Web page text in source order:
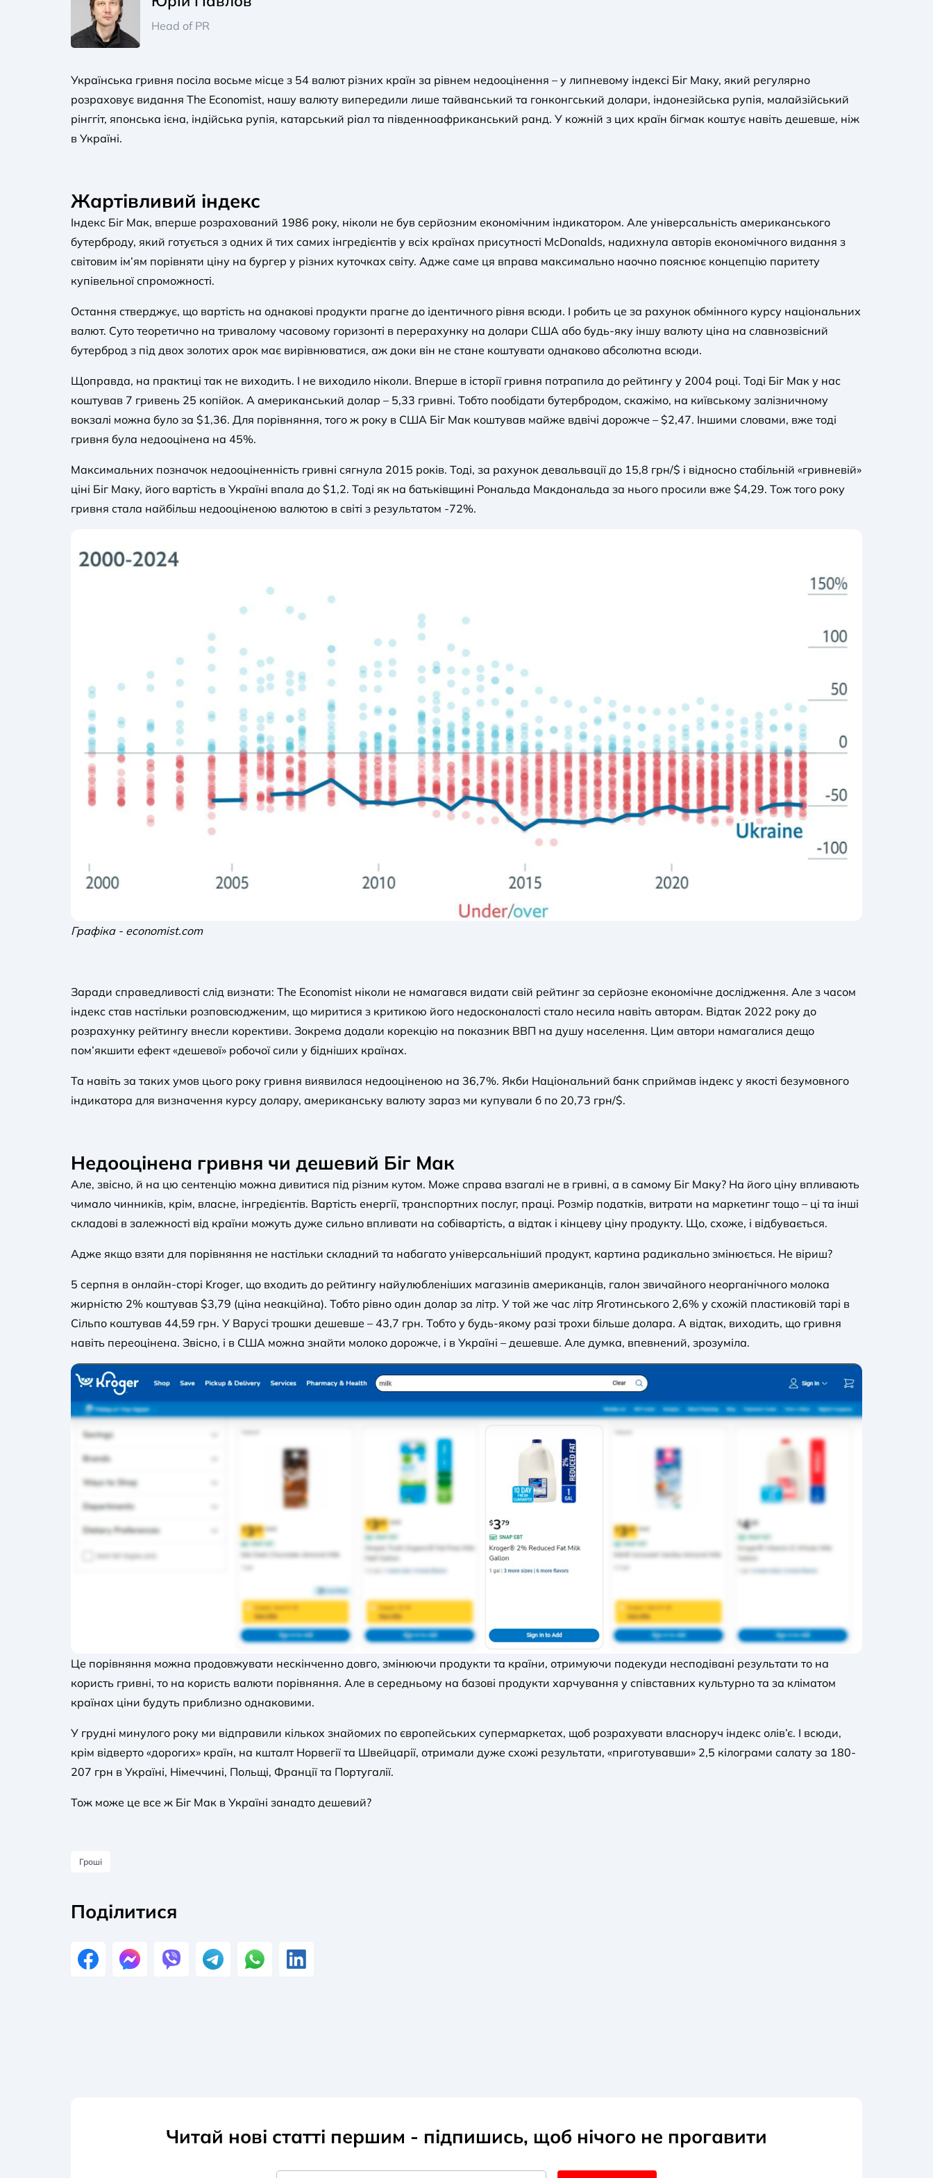
Head of PR
Українська гривня посіла восьме місце з 54 валют різних країн за рівнем недооцінення – у липневому індексі Біг Маку, який регулярно
розраховує видання The Economist, нашу валюту випередили лише тайванський та гонконгський долари, індонезійська рупія, малайзійський
рінггіт, японська ієна, індійська рупія, катарський ріал та південноафриканський ранд. У кожній з цих країн бігмак коштує навіть дешевше, ніж
в Україні.
Жартівливий індекс
Індекс Біг Мак, вперше розрахований 1986 року, ніколи не був серйозним економічним індикатором. Але універсальність американського
бутерброду, який готується з одних й тих самих інгредієнтів у всіх країнах присутності McDonalds, надихнула авторів економічного видання з
світовим ім’ям порівняти ціну на бургер у різних куточках світу. Адже саме ця вправа максимально наочно пояснює концепцію паритету
купівельної спроможності.
Остання стверджує, що вартість на однакові продукти прагне до ідентичного рівня всюди. І робить це за рахунок обмінного курсу національних
валют. Суто теоретично на тривалому часовому горизонті в перерахунку на долари США або будь-яку іншу валюту ціна на славнозвісний
бутерброд з під двох золотих арок має вирівнюватися, аж доки він не стане коштувати однаково абсолютна всюди.
Щоправда, на практиці так не виходить. І не виходило ніколи. Вперше в історії гривня потрапила до рейтингу у 2004 році. Тоді Біг Мак у нас
коштував 7 гривень 25 копійок. А американський долар – 5,33 гривні. Тобто пообідати бутербродом, скажімо, на київському залізничному
вокзалі можна було за $1,36. Для порівняння, того ж року в США Біг Мак коштував майже вдвічі дорожче – $2,47. Іншими словами, вже тоді
гривня була недооцінена на 45%.
Максимальних позначок недооціненність гривні сягнула 2015 років. Тоді, за рахунок девальвації до 15,8 грн/$ і відносно стабільній «гривневій»
ціні Біг Маку, його вартість в Україні впала до $1,2. Тоді як на батьківщині Рональда Макдональда за нього просили вже $4,29. Тож того року
гривня стала найбільш недооціненою валютою в світі з результатом -72%.
Графіка - economist.com
Заради справедливості слід визнати: The Economist ніколи не намагався видати свій рейтинг за серйозне економічне дослідження. Але з часом
індекс став настільки розповсюдженим, що миритися з критикою його недосконалості стало несила навіть авторам. Відтак 2022 року до
розрахунку рейтингу внесли корективи. Зокрема додали корекцію на показник ВВП на душу населення. Цим автори намагалися дещо
пом’якшити ефект «дешевої» робочої сили у бідніших країнах.
Та навіть за таких умов цього року гривня виявилася недооціненою на 36,7%. Якби Національний банк сприймав індекс у якості безумовного
індикатора для визначення курсу долару, американську валюту зараз ми купували б по 20,73 грн/$.
Недооцінена гривня чи дешевий Біг Мак
Але, звісно, й на цю сентенцію можна дивитися під різним кутом. Може справа взагалі не в гривні, а в самому Біг Маку? На його ціну впливають
чимало чинників, крім, власне, інгредієнтів. Вартість енергії, транспортних послуг, праці. Розмір податків, витрати на маркетинг тощо – ці та інші
складові в залежності від країни можуть дуже сильно впливати на собівартість, а відтак і кінцеву ціну продукту. Що, схоже, і відбувається.
Адже якщо взяти для порівняння не настільки складний та набагато універсальніший продукт, картина радикально змінюється. Не віриш?
5 серпня в онлайн-сторі Kroger, що входить до рейтингу найулюбленіших магазинів американців, галон звичайного неорганічного молока
жирністю 2% коштував $3,79 (ціна неакційна). Тобто рівно один долар за літр. У той же час літр Яготинського 2,6% у схожій пластиковій тарі в
Сільпо коштував 44,59 грн. У Варусі трошки дешевше – 43,7 грн. Тобто у будь-якому разі трохи більше долара. А відтак, виходить, що гривня
навіть переоцінена. Звісно, і в США можна знайти молоко дорожче, і в Україні – дешевше. Але думка, впевнений, зрозуміла.
Це порівняння можна продовжувати нескінченно довго, змінюючи продукти та країни, отримуючи подекуди несподівані результати то на
користь гривні, то на користь валюти порівняння. Але в середньому на базові продукти харчування у співставних культурно та за кліматом
країнах ціни будуть приблизно однаковими.
У грудні минулого року ми відправили кількох знайомих по європейських супермаркетах, щоб розрахувати власноруч індекс олів’є. І всюди,
крім відверто «дорогих» країн, на кшталт Норвегії та Швейцарії, отримали дуже схожі результати, «приготувавши» 2,5 кілограми салату за 180-
207 грн в Україні, Німеччині, Польщі, Франції та Португалії.
Тож може це все ж Біг Мак в Україні занадто дешевий?
Гроші
Поділитися
Читай нові статті першим - підпишись, щоб нічого не прогавити